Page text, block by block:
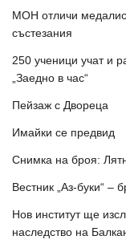
МОН отличи
състезания
250 ученици учат и
„Заедно в час“
Пейзаж с Двореца
Имайки се предвид
Снимка на броя:
Вестник „Аз-буки“ –
Нов институт ще
наследство на